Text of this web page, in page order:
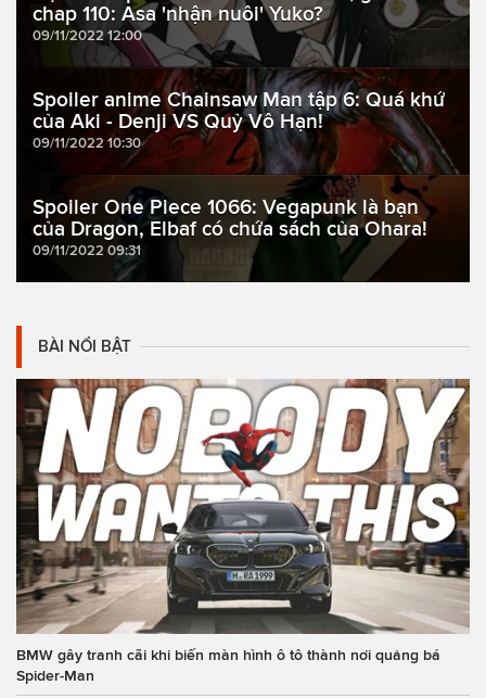
chap 110: Asa 'nhận nuôi' Yuko?
09/11/2022 12:00
Spoiler anime Chainsaw Man tập 6: Quá khứ
của Aki - Denji VS Quỷ Vô Hạn!
09/11/2022 10:30
Spoiler One Piece 1066: Vegapunk là bạn
của Dragon, Elbaf có chứa sách của Ohara!
09/11/2022 09:31
BÀI NỔI BẬT
BMW gây tranh cãi khi biến màn hình ô tô thành nơi quảng bá
Spider-Man